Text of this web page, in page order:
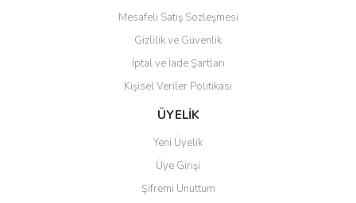
Mesafeli Satış Sözleşmesi
Gizlilik ve Güvenlik
İptal ve İade Şartları
Kişisel Veriler Politikası
ÜYELİK
Yeni Üyelik
Üye Girişi
Şifremi Unuttum